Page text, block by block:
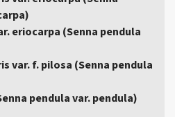
eriocarpa (Senna pendula
var. f. pilosa (Senna pendula
pendula var. pendula)